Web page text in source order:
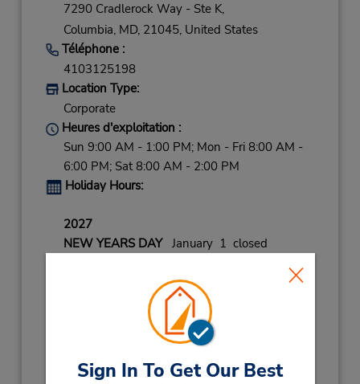
Sign In To Get Our Best
7290 Cradlerock Way - Ste K,
Columbia, MD, 21045, United States
Téléphone :
4103125198
Location Type:
Corporate
Heures d'exploitation :
Sun 9:00 AM - 1:00 PM; Mon - Fri 8:00 AM -
6:00 PM; Sat 8:00 AM - 2:00 PM
Holiday Hours:
2027
NEW YEARS DAYJanuary 1 closed
December 24 08:00AM
December 25 closed
THANKSGIVING DYNovember 26 closed
NEW YEARS EVE
December 31 08:00AM